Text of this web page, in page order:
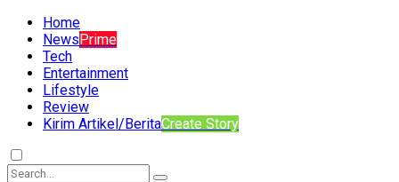
Home
NewsPrime
Tech
Entertainment
Lifestyle
Review
Kirim Artikel/BeritaCreate Story